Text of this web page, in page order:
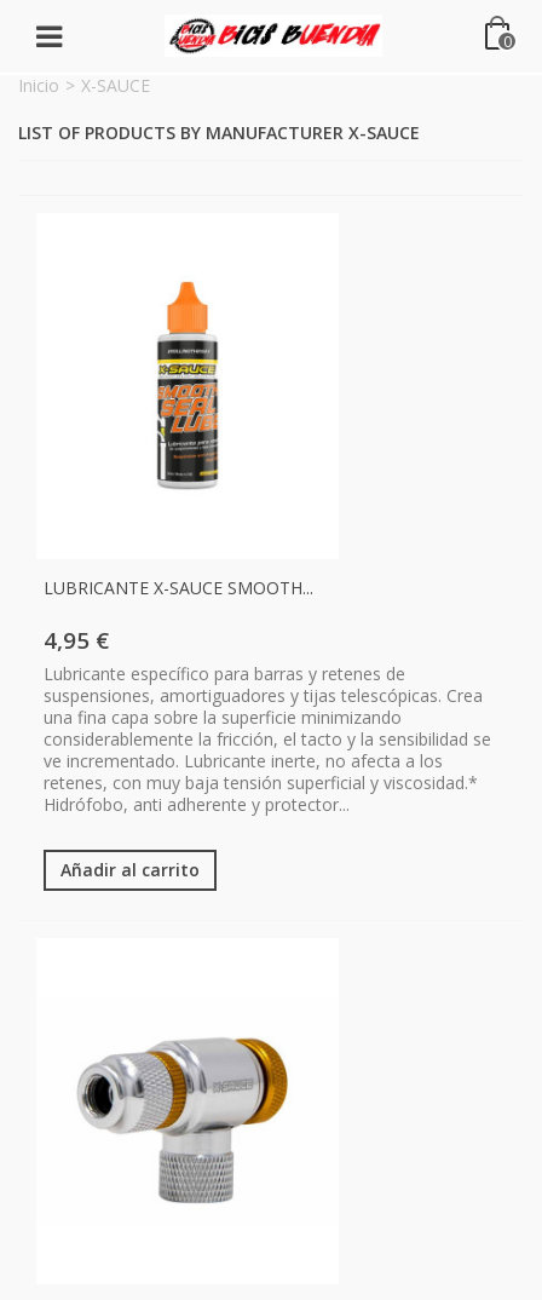
0
Inicio > X-SAUCE
LIST OF PRODUCTS BY MANUFACTURER X-SAUCE
LUBRICANTE X-SAUCE SMOOTH...
4,95 €
Lubricante específico para barras y retenes de
suspensiones, amortiguadores y tijas telescópicas. Crea
una fina capa sobre la superficie minimizando
considerablemente la fricción, el tacto y la sensibilidad se
ve incrementado. Lubricante inerte, no afecta a los
retenes, con muy baja tensión superficial y viscosidad.*
Hidrófobo, anti adherente y protector...
Añadir al carrito